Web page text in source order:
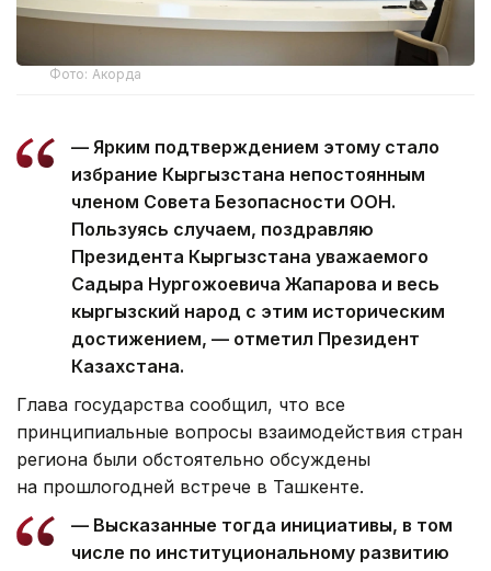
Фото: Акорда
— Ярким подтверждением этому стало
избрание Кыргызстана непостоянным
членом Совета Безопасности ООН.
Пользуясь случаем, поздравляю
Президента Кыргызстана уважаемого
Садыра Нургожоевича Жапарова и весь
кыргызский народ с этим историческим
достижением, — отметил Президент
Казахстана.
Глава государства сообщил, что все
принципиальные вопросы взаимодействия стран
региона были обстоятельно обсуждены
на прошлогодней встрече в Ташкенте.
— Высказанные тогда инициативы, в том
числе по институциональному развитию